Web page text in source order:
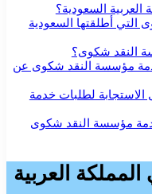
السعودية؟
أطلقتها السعودية
النقد شكوى؟
مؤسسة النقد شكوى عن
الاستجابة لطلبات خدمة
مؤسسة النقد شكوى
العربية